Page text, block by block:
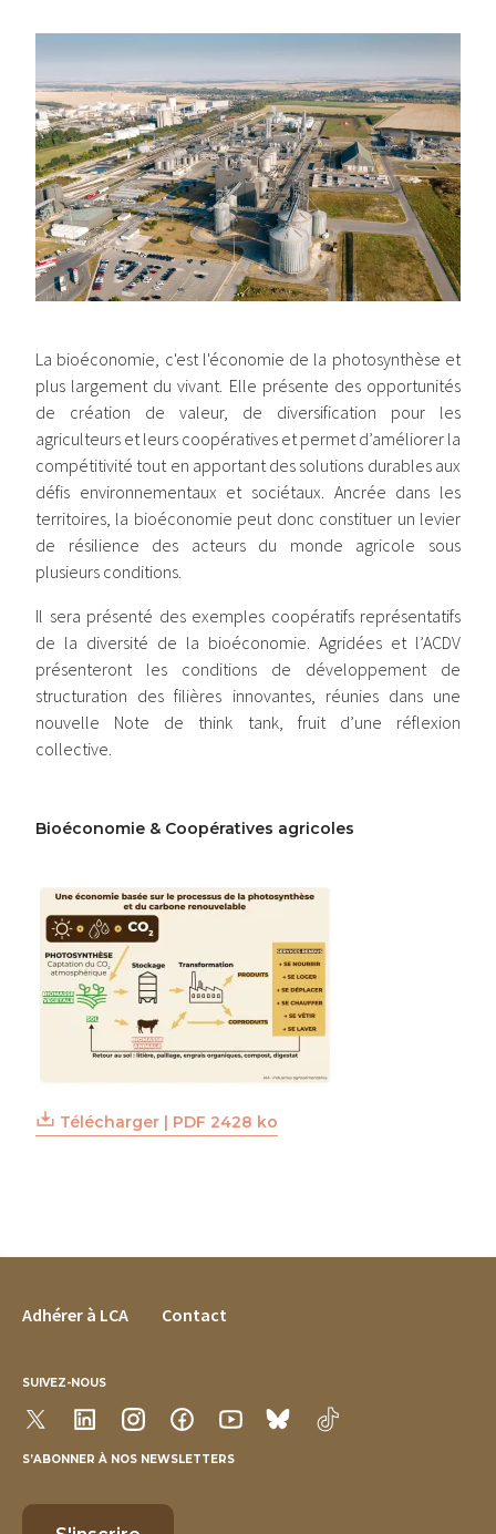
La bioéconomie, c'est l'économie de la photosynthèse et
plus largement du vivant. Elle présente des opportunités
de création de valeur, de diversification pour les
agriculteurs et leurs coopératives et permet d’améliorer la
compétitivité tout en apportant des solutions durables aux
défis environnementaux et sociétaux. Ancrée dans les
territoires, la bioéconomie peut donc constituer un levier
de résilience des acteurs du monde agricole sous
plusieurs conditions.
Il sera présenté des exemples coopératifs représentatifs
de la diversité de la bioéconomie. Agridées et l’ACDV
présenteront les conditions de développement de
structuration des filières innovantes, réunies dans une
nouvelle Note de think tank, fruit d’une réflexion
collective.
Bioéconomie & Coopératives agricoles
Télécharger | PDF 2428 ko
FOOTER MENU
Adhérer à LCA Contact
SUIVEZ-NOUS
S’ABONNER À NOS NEWSLETTERS